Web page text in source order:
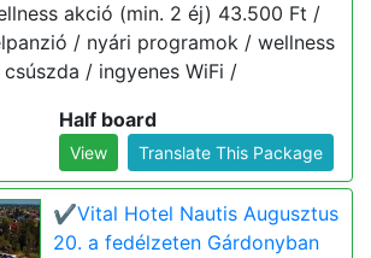
akció (min. 2 éj) 43.500 Ft /
/ nyári programok / wellness
/ ingyenes WiFi /
Half board
View Translate This Package
✔️Vital Hotel Nautis Augusztus
20. a fedélzeten Gárdonyban